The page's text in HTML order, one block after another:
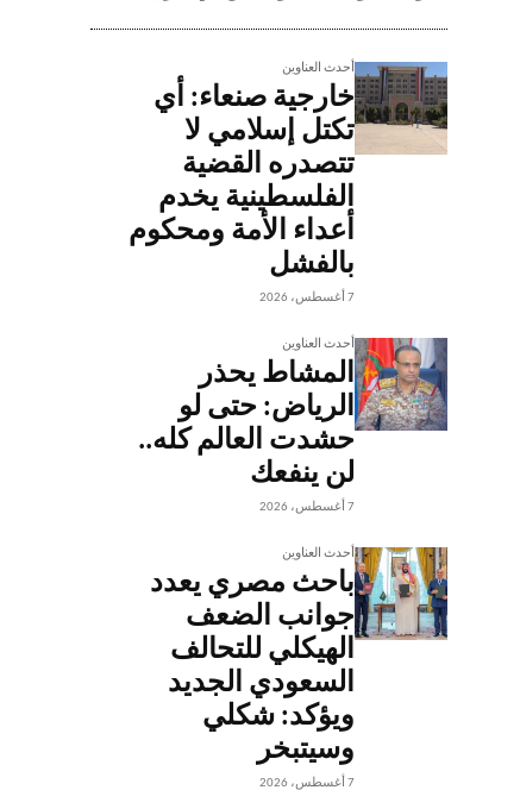
أحدث العناوين
خارجية صنعاء: أي
تكتل إسلامي لا
تتصدره القضية
الفلسطينية يخدم
أعداء الأمة ومحكوم
بالفشل
7 أغسطس، 2026
أحدث العناوين
المشاط يحذر
الرياض: حتى لو
حشدت العالم كله..
لن ينفعك
7 أغسطس، 2026
أحدث العناوين
باحث مصري يعدد
جوانب الضعف
الهيكلي للتحالف
السعودي الجديد
ويؤكد: شكلي
وسيتبخر
7 أغسطس، 2026